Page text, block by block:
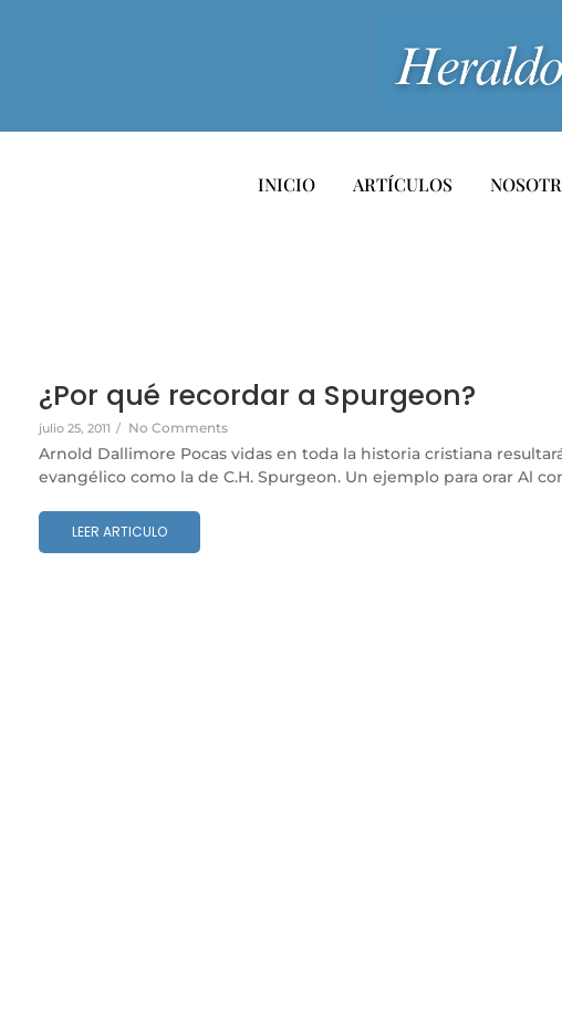
INICIO ARTÍCULOS
¿Por qué recordar a Spurgeon?
julio 25, 2011 / No Comments
Arnold Dallimore Pocas vidas en toda la historia cristiana
evangélico como la de C.H. Spurgeon. Un ejemplo para orar Al
LEER ARTICULO